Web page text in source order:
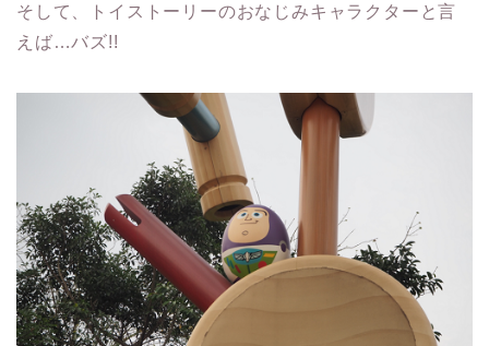
そして、トイストーリーのおなじみキャラクターと言
えば…バズ!!